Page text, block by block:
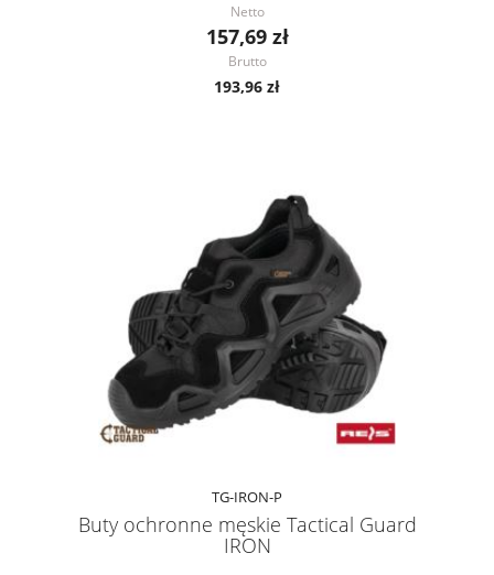
Netto
157,69 zł
Brutto
193,96 zł
TG-IRON-P
Buty ochronne męskie Tactical Guard
IRON